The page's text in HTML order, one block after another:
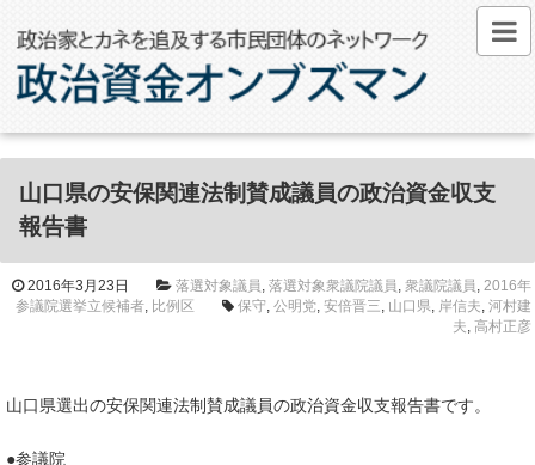
山口県の安保関連法制賛成議員の政治資金収支
報告書
2016年3月23日 落選対象議員, 落選対象衆議院議員, 衆議院議員, 2016年
参議院選挙立候補者, 比例区 保守, 公明党, 安倍晋三, 山口県, 岸信夫, 河村建
夫, 高村正彦
山口県選出の安保関連法制賛成議員の政治資金収支報告書です。
●参議院